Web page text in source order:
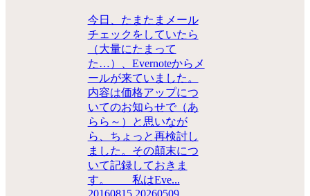
今日、たまたまメール
チェックをしていたら
（大量にたまって
た…）、Evernoteからメ
ールが来ていました。
内容は価格アップにつ
いてのお知らせで（あ
らら～）と思いなが
ら、ちょっと再検討し
ました。その顛末につ
いて記録しておきま
す。 私はEve...
20160815 20260509